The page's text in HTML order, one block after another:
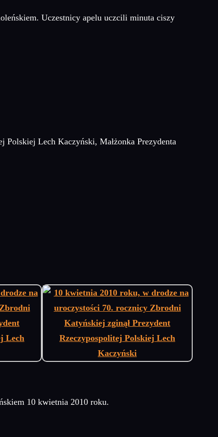
Uczestnicy apelu uczcili minuta ciszy
Lech Kaczyński, Małżonka Prezydenta
10 kwietnia 2010 roku.